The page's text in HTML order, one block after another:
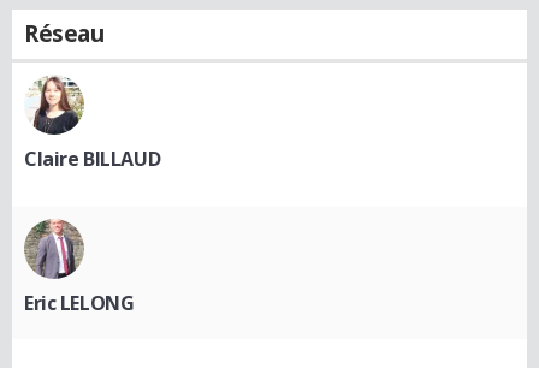
Réseau
Claire BILLAUD
Eric LELONG